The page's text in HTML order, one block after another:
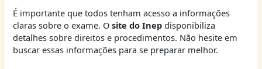
É importante que todos tenham acesso a informações
claras sobre o exame. Osite do Inep disponibiliza
detalhes sobre direitos e procedimentos. Não hesite em
buscar essas informações para se preparar melhor.